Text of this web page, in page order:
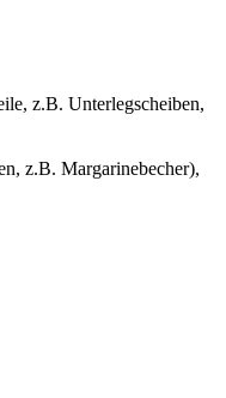
z.B. Unterlegscheiben,
z.B. Margarinebecher),